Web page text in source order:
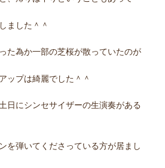
ました＾＾
た為か一部の芝桜が散っていたのが
ップは綺麗でした＾＾
日にシンセサイザーの生演奏がある
を弾いてくださっている方が居まし